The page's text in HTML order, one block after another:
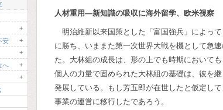
+
安
+
+
へ
+
+
人材重用―新知識の吸収に海外留学、欧米視察
明治維新以来国策とした「富国強兵」によっ
に勝ち、いままた第一次世界大戦を機として急
た。大林組の成長は、形の上でも時期において
個人の力量で固められた大林組の基礎は、彼を
発展している。もし芳五郎が在世したと仮定し
事業の運営に移行したであろう。